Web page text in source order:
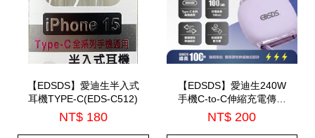
【EDSDS】愛迪生半入式
耳機TYPE-C(EDS-C512)
NT$ 180
【EDSDS】愛迪生240W
手機C-to-C伸縮充電傳輸
線(EDS-J943)
NT$ 200